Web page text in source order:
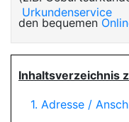
Urkundenservice
den bequemen
Inhaltsverzeichnis
1. Adresse /